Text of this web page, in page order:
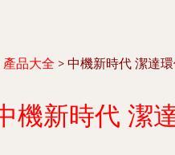
產品大全 > 中機新時代 潔達
機新時代 潔